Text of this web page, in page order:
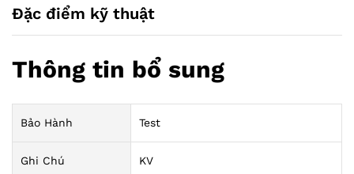
Đặc điểm kỹ thuật
Thông tin bổ sung
Bảo Hành Test
Ghi Chú KV